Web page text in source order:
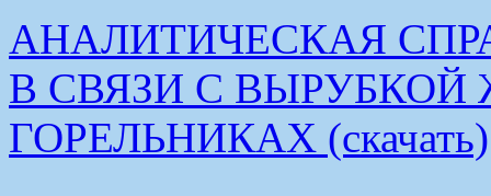
АНАЛИТИЧЕСКАЯ
В СВЯЗИ С
ГОРЕЛЬНИКАХ (скачать)